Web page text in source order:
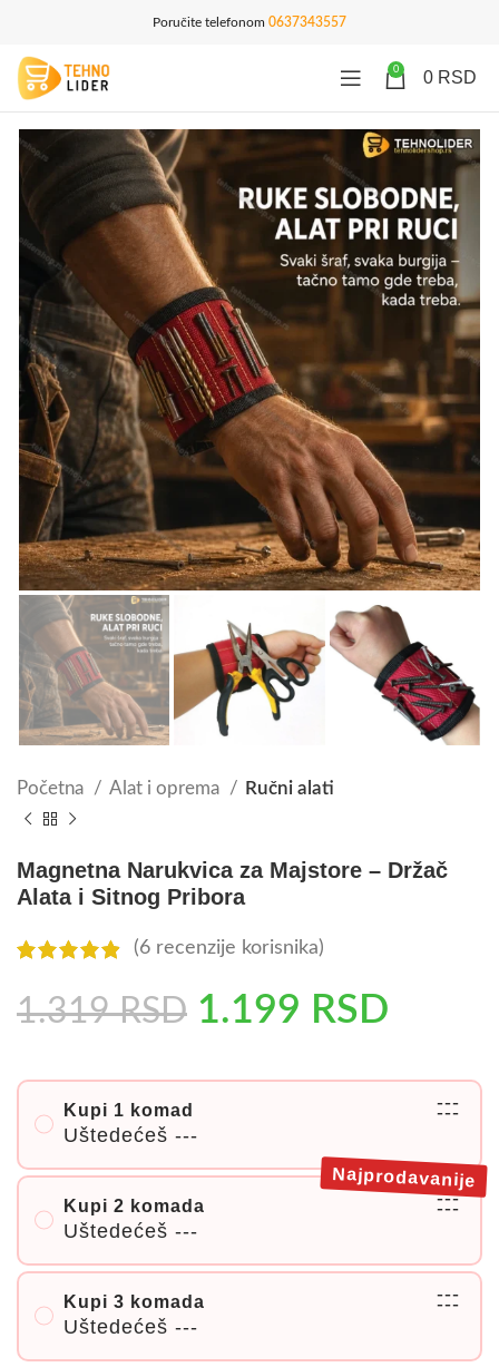
Poručite telefonom 0637343557
0 0 RSD
Početna Alat i oprema Ručni alati
Magnetna Narukvica za Majstore – Držač
Alata i Sitnog Pribora
(6 recenzije korisnika)
1.319RSD 1.199 RSD
Kupi 1 komad
Uštedećeš ---
---
---
Kupi 2 komada
Uštedećeš ---
---
---
Najprodavanije
Kupi 3 komada
Uštedećeš ---
---
---